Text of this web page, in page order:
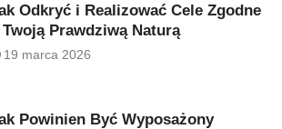
Odkryć i Realizować Cele Zgodne
Prawdziwą Naturą
19 marca 2026
Powinien Być Wyposażony